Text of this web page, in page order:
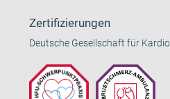
Zertifizierungen
Deutsche Gesellschaft für